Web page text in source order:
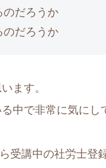
のだろうか
のだろうか
ます。
中で非常に気にし
受講中の社労士登